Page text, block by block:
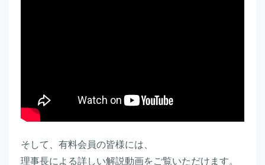
そして、有料会員の皆様には、
理事長による詳しい解説動画をご覧いただけます。